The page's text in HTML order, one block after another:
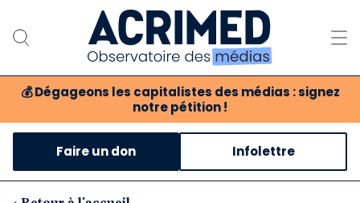
💰 Dégageons les capitalistes des médias : signez
notre pétition !
Notre association
Notre critique des médias
Nos propositions
Faire un don Infolettre